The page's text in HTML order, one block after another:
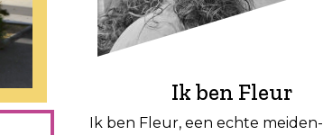
Ik ben Fleur
Ik ben Fleur, een echte meiden-